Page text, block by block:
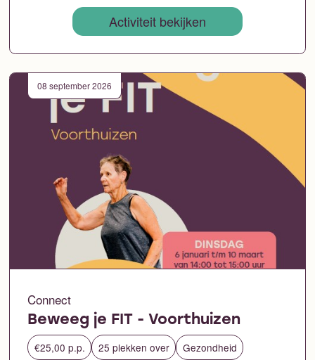
Activiteit bekijken
08 september 2026
Connect
Beweeg je FIT - Voorthuizen
€25,00 p.p. 25 plekken over Gezondheid